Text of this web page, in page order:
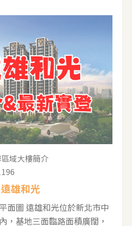
傳統市場的興隆市場與埔墘
到華中橋，一下就進台北市。
線中原站。 ▼遠雄錦繡園
A7、A8家配圖，室內做樑柱
格局方正，每戶皆有兩個陽
空間，廚房做開放式空間與
繡園接待大廳，挑高七米二
設置於2樓，社區沒有泳池喔
域大樓簡介
雄和光
面圖 遠雄和光位於新北市中
，基地三面臨路面積廣闊，